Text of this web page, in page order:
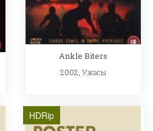
Ankle Biters
2002,Ужасы
HDRip